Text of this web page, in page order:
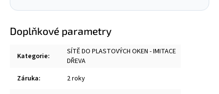
Doplňkové parametry
Kategorie:
SÍTĚ DO PLASTOVÝCH OKEN - IMITACE
DŘEVA
Záruka: 2 roky